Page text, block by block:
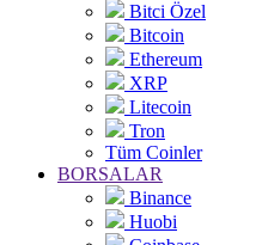
Bitci Özel
Bitcoin
Ethereum
XRP
Litecoin
Tron
Tüm Coinler
BORSALAR
Binance
Huobi